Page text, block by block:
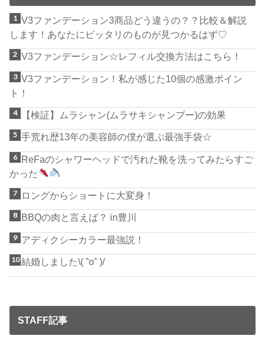
V3ファンデーション3商品どう違うの？？比較＆解説
します！あなたにピッタリのものが見つかるはず♡
V3ファンデーション☆レフィル交換方法はこちら！
V3ファンデーション！私が感じた10個の感激ポイン
ト！
【検証】ムラシャン(ムラサキシャンプー)の効果
手荒れ歴13年の美容師の僕が選ぶ最強手袋☆
ReFaのシャワーヘッドで汚れた靴を洗ってみたらすご
かった
ロングからショートに大変身！
BBQの肉と言えば？ in豊川
アディクシーカラー最強説！
結婚しました\( ˆoˆ )/
STAFF記事